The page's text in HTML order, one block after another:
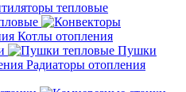
тепловые
Котлы отопления
Пушки
Радиаторы отопления